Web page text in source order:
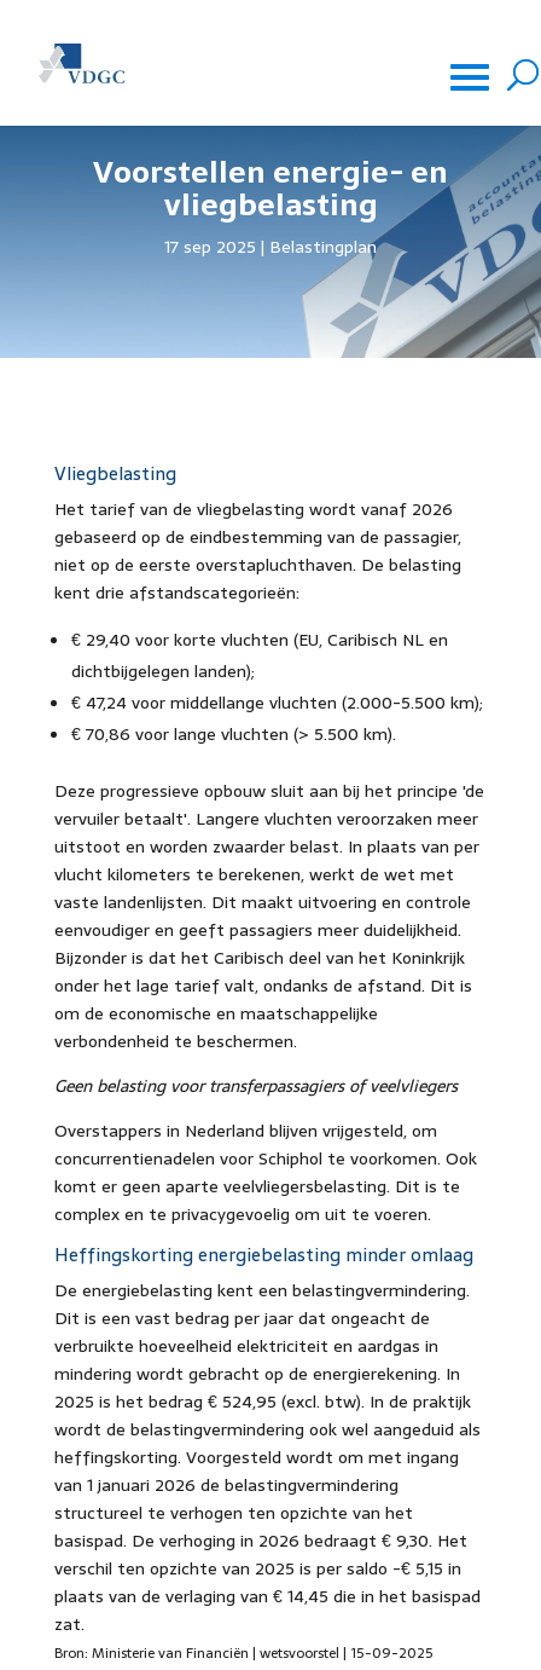
Voorstellen energie- en
vliegbelasting
17 sep 2025 Belastingplan
Vliegbelasting
Het tarief van de vliegbelasting wordt vanaf 2026
gebaseerd op de eindbestemming van de passagier,
niet op de eerste overstapluchthaven. De belasting
kent drie afstandscategorieën:
€ 29,40 voor korte vluchten (EU, Caribisch NL en
dichtbijgelegen landen);
€ 47,24 voor middellange vluchten (2.000-5.500 km);
€ 70,86 voor lange vluchten (> 5.500 km).
Deze progressieve opbouw sluit aan bij het principe 'de
vervuiler betaalt'. Langere vluchten veroorzaken meer
uitstoot en worden zwaarder belast. In plaats van per
vlucht kilometers te berekenen, werkt de wet met
vaste landenlijsten. Dit maakt uitvoering en controle
eenvoudiger en geeft passagiers meer duidelijkheid.
Bijzonder is dat het Caribisch deel van het Koninkrijk
onder het lage tarief valt, ondanks de afstand. Dit is
om de economische en maatschappelijke
verbondenheid te beschermen.
Geen belasting voor transferpassagiers of veelvliegers
Overstappers in Nederland blijven vrijgesteld, om
concurrentienadelen voor Schiphol te voorkomen. Ook
komt er geen aparte veelvliegersbelasting. Dit is te
complex en te privacygevoelig om uit te voeren.
Heffingskorting energiebelasting minder omlaag
De energiebelasting kent een belastingvermindering.
Dit is een vast bedrag per jaar dat ongeacht de
verbruikte hoeveelheid elektriciteit en aardgas in
mindering wordt gebracht op de energierekening. In
2025 is het bedrag € 524,95 (excl. btw). In de praktijk
wordt de belastingvermindering ook wel aangeduid als
heffingskorting. Voorgesteld wordt om met ingang
van 1 januari 2026 de belastingvermindering
structureel te verhogen ten opzichte van het
basispad. De verhoging in 2026 bedraagt € 9,30. Het
verschil ten opzichte van 2025 is per saldo -€ 5,15 in
plaats van de verlaging van € 14,45 die in het basispad
zat.
Bron: Ministerie van Financiën | wetsvoorstel | 15-09-2025